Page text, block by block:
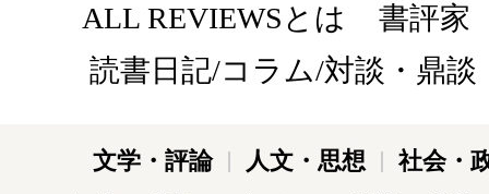
ALL REVIEWSとは
書評家
読書日記/コラム/対談・鼎談
文学・評論 人文・思想
社会・